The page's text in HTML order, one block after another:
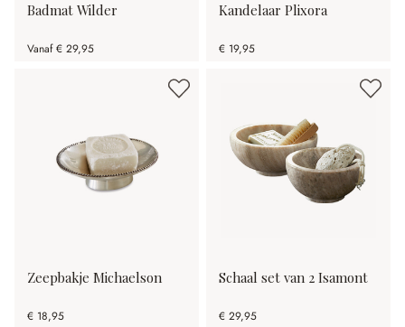
Badmat Wilder
Vanaf € 29,95
Kandelaar Plixora
€ 19,95
Zeepbakje Michaelson
€ 18,95
Schaal set van 2 Isamont
€ 29,95